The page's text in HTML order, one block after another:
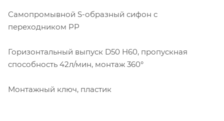
Самопромывной S-образный сифон с
переходником PP
Горизонтальный выпуск D50 H60, пропускная
способность 42л/мин, монтаж 360°
Монтажный ключ, пластик